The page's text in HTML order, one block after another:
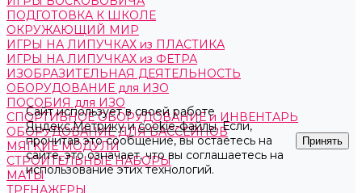
ПОДГОТОВКА К ШКОЛЕ
ОКРУЖАЮЩИЙ МИР
ИГРЫ НА ЛИПУЧКАХ из ПЛАСТИКА
ИГРЫ НА ЛИПУЧКАХ из ФЕТРА
ИЗОБРАЗИТЕЛЬНАЯ ДЕЯТЕЛЬНОСТЬ
ОБОРУДОВАНИЕ для ИЗО
ПОСОБИЯ для ИЗО
СПОРТИВНОЕ ОБОРУДОВАНИЕ и ИНВЕНТАРЬ
ОБОРУДОВАНИЕ ДЛЯ БАССЕЙНОВ
МЯГКИЕ МОДУЛИ
СТРОИТЕЛЬНЫЕ НАБОРЫ
МАТЫ
ТРЕНАЖЕРЫ
Сайт использует в своей работе
Яндекс.Метрикуиcookie-файлы. Если,
прочитав это сообщение, вы остаетесь на
сайте, это означает, что вы соглашаетесь на
использование этих технологий.
Принять